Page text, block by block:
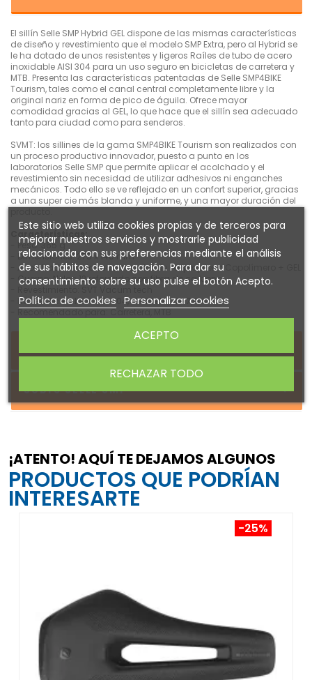
El sillín Selle SMP Hybrid GEL dispone de las mismas características
de diseño y revestimiento que el modelo SMP Extra, pero al Hybrid se
le ha dotado de unos resistentes y ligeros Raíles de tubo de acero
inoxidable AISI 304 para un uso seguro en bicicletas de carretera y
MTB. Presenta las características patentadas de Selle SMP4BIKE
Tourism, tales como el canal central completamente libre y la
original nariz en forma de pico de águila. Ofrece mayor
comodidad gracias al GEL, lo que hace que el sillín sea adecuado
tanto para ciudad como para senderos.
SVMT: los sillines de la gama SMP4BIKE Tourism son realizados con
un proceso productivo innovador, puesto a punto en los
laboratorios Selle SMP que permite aplicar el acolchado y el
revestimiento sin necesidad de utilizar adhesivos ni enganches
mecánicos. Todo ello se ve reflejado en un confort superior, gracias
a una super cie más blanda y uniforme, y una mayor duración del
Características:
- Peso: 365 g
- Dimensiones: 275 x 140 mm
- Acolchado: Acolchado superior de Polipropileno Copolímero + GEL
- Cuerpo: Nylon 12 reforzado con fibra de carbono
- Raíles: Acero Inox AISI 304, diámetro de 7,1 mm
- Recomendado para: Carretera, MTB
Sobre SELLE SMP
¡ATENTO! AQUÍ TE DEJAMOS ALGUNOS
PRODUCTOS QUE PODRÍAN
INTERESARTE
-25%
Este sitio web utiliza cookies propias y de terceros para
mejorar nuestros servicios y mostrarle publicidad
relacionada con sus preferencias mediante el análisis
de sus hábitos de navegación. Para dar su
consentimiento sobre su uso pulse el botón Acepto.
Política de cookies Personalizar cookies
RECHAZAR TODO
ACEPTO